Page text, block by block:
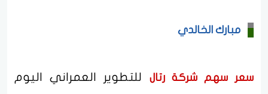
مبارك الخالدي
سعر سهم شركة رتال للتطوير العمراني اليوم